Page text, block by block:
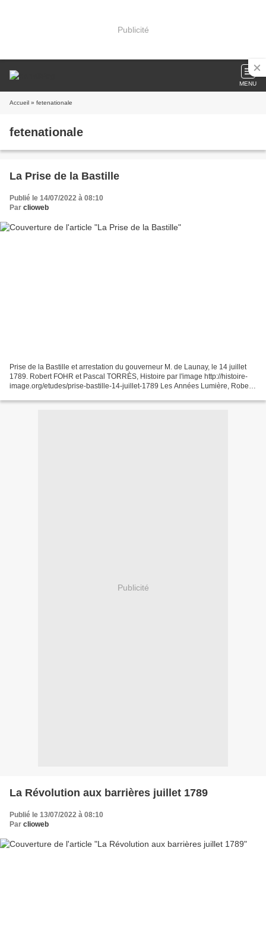
Publicité
MENU
Accueil » fetenationale
fetenationale
La Prise de la Bastille
Publié le 14/07/2022 à 08:10
Par clioweb
Prise de la Bastille et arrestation du gouverneur M. de Launay, le 14 juillet
1789. Robert FOHR et Pascal TORRÈS, Histoire par l'image http://histoire-
image.org/etudes/prise-bastille-14-juillet-1789 Les Années Lumière, Robert
Publicité
La Révolution aux barrières juillet 1789
Publié le 13/07/2022 à 08:10
Par clioweb